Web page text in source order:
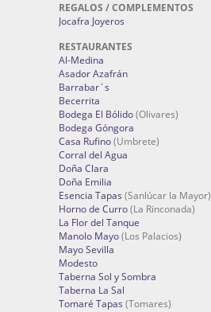
REGALOS / COMPLEMENTOS
Jocafra Joyeros
RESTAURANTES
Al-Medina
Asador Azafrán
Barrabar´s
Becerrita
Bodega El Bólido(Olivares)
Bodega Góngora
Casa Rufino(Umbrete)
Corral del Agua
Doña Clara
Doña Emilia
Esencia Tapas (Sanlúcar la Mayor)
Horno de Curro(La Rinconada)
La Flor del Tanque
Manolo Mayo(Los Palacios)
Mayo Sevilla
Modesto
Taberna Sol y Sombra
Taberna La Sal
Tomaré Tapas (Tomares)